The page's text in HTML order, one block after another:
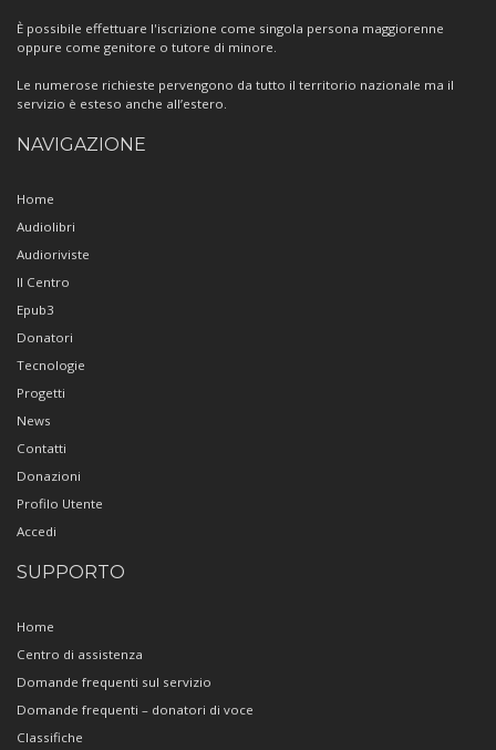
È possibile effettuare l'iscrizione come singola persona maggiorenne
oppure come genitore o tutore di minore.
Le numerose richieste pervengono da tutto il territorio nazionale ma il
servizio è esteso anche all’estero.
NAVIGAZIONE
Home
Audiolibri
Audioriviste
Il Centro
Epub3
Donatori
Tecnologie
Progetti
News
Contatti
Donazioni
Profilo Utente
Accedi
SUPPORTO
Home
Centro di assistenza
Domande frequenti sul servizio
Domande frequenti – donatori di voce
Classifiche